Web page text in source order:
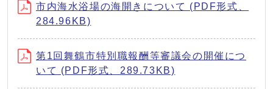
市内海水浴場の海開きについて (PDF形式、
284.96KB)
第1回舞鶴市特別職報酬等審議会の開催につ
いて (PDF形式、289.73KB)